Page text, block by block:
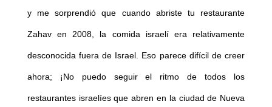
y me sorprendió que cuando abriste tu restaurante
Zahav en 2008, la comida israelí era relativamente
desconocida fuera de Israel. Eso parece difícil de creer
ahora; ¡No puedo seguir el ritmo de todos los
restaurantes israelíes que abren en la ciudad de Nueva